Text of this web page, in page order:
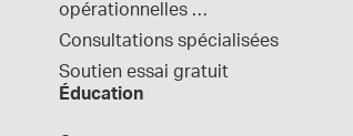
opérationnelles
normalisées
Consultations spécialisées
Soutien essai gratuit
Éducation